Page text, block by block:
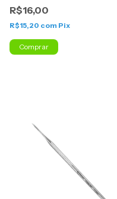
R$16,00
R$15,20 com Pix
Comprar